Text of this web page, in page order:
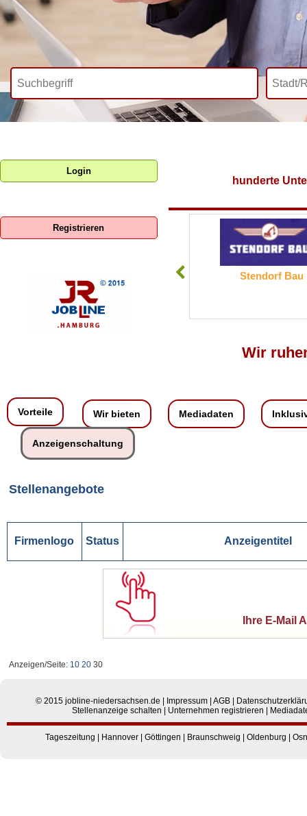
hunderte
Stendorf Bau
Wir
Login
Registrieren
Vorteile Wir bieten Mediadaten
Anzeigenschaltung
Stellenangebote
Firmenlogo Status Anzeigentitel
Ihre E-Mail
Anzeigen/Seite: 10 20 30
© 2015 jobline-niedersachsen.de | Impressum | AGB |
Stellenanzeige schalten | Unternehmen registrieren |
Tageszeitung | Hannover | Göttingen | Braunschweig | Oldenburg |